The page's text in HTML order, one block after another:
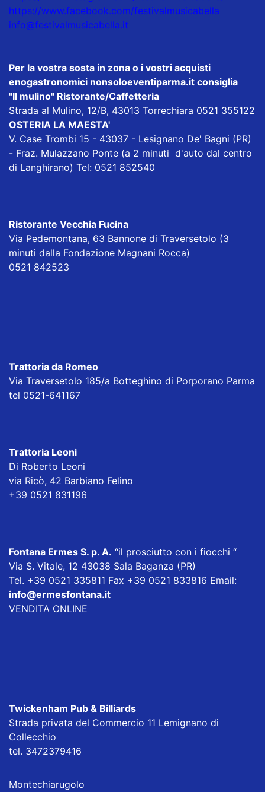
https://www.facebook.com/festivalmusicabella
info@festivalmusicabella.it
Per la vostra sosta in zona o i vostri acquisti
enogastronomici nonsoloeventiparma.it consiglia
"Il mulino" Ristorante/Caffetteria
Strada al Mulino, 12/B, 43013 Torrechiara 0521 355122
OSTERIA LA MAESTA'
V. Case Trombi 15 - 43037 - Lesignano De' Bagni (PR)
- Fraz. Mulazzano Ponte (a 2 minuti d'auto dal centro
di Langhirano) Tel: 0521 852540
Ristorante Vecchia Fucina
Via Pedemontana, 63 Bannone di Traversetolo (3
minuti dalla Fondazione Magnani Rocca)
0521 842523
Trattoria da Romeo
Via Traversetolo 185/a Botteghino di Porporano Parma
tel 0521-641167
Trattoria Leoni
Di Roberto Leoni
via Ricò, 42 Barbiano Felino
+39 0521 831196
Fontana Ermes S. p. A. “il prosciutto con i fiocchi “
Via S. Vitale, 12 43038 Sala Baganza (PR)
Tel. +39 0521 335811 Fax +39 0521 833816 Email:
info@ermesfontana.it
VENDITA ONLINE
Twickenham Pub & Billiards
Strada privata del Commercio 11 Lemignano di
Collecchio
tel. 3472379416
Montechiarugolo